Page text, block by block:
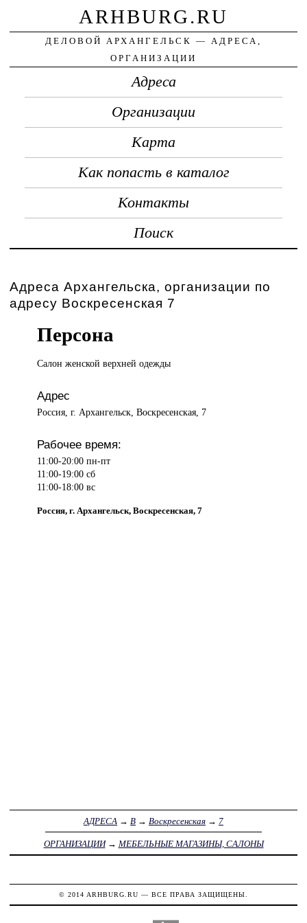
ARHBURG.RU
ДЕЛОВОЙ АРХАНГЕЛЬСК — АДРЕСА,
ОРГАНИЗАЦИИ
Адреса
Организации
Карта
Как попасть в каталог
Контакты
Поиск
Адреса Архангельска, организации по
адресу Воскресенская 7
Персона
Салон женскойверхней одежды
Адрес
Россия, г. Архангельск, Воскресенская, 7
Рабочее время:
11:00-20:00 пн-пт
11:00-19:00 сб
11:00-18:00 вс
Россия, г. Архангельск, Воскресенская, 7
АДРЕСА → В → Воскресенская → 7
ОРГАНИЗАЦИИ→ МЕБЕЛЬНЫЕ МАГАЗИНЫ, САЛОНЫ
© 2014 ARHBURG.RU — ВСЕ ПРАВА ЗАЩИЩЕНЫ.